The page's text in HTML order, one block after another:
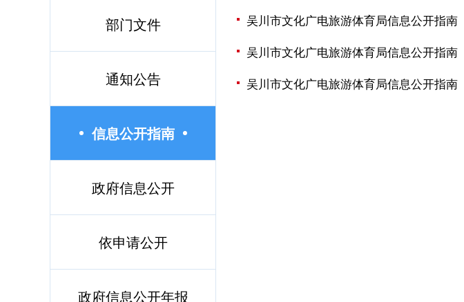
部门文件
通知公告
信息公开指南
政府信息公开
依申请公开
政府信息公开年报
吴川市文化广电旅游体育局信息公开指南
吴川市文化广电旅游体育局信息公开指南
吴川市文化广电旅游体育局信息公开指南